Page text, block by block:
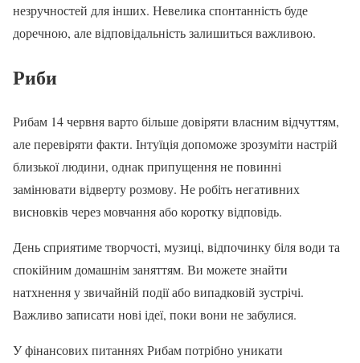
незручностей для інших. Невелика спонтанність буде
доречною, але відповідальність залишиться важливою.
Риби
Рибам 14 червня варто більше довіряти власним відчуттям,
але перевіряти факти. Інтуїція допоможе зрозуміти настрій
близької людини, однак припущення не повинні
замінювати відверту розмову. Не робіть негативних
висновків через мовчання або коротку відповідь.
День сприятиме творчості, музиці, відпочинку біля води та
спокійним домашнім заняттям. Ви можете знайти
натхнення у звичайній події або випадковій зустрічі.
Важливо записати нові ідеї, поки вони не забулися.
У фінансових питаннях Рибам потрібно уникати